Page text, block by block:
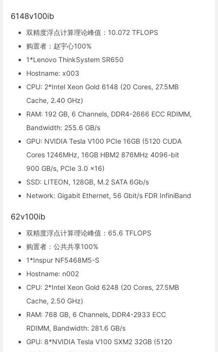
6148v100ib
双精度浮点计算理论峰值：10.072 TFLOPS
购置者：赵宇心100%
1*Lenovo ThinkSystem SR650
Hostname: x003
CPU: 2*Intel Xeon Gold 6148 (20 Cores, 27.5MB
Cache, 2.40 GHz)
RAM: 192 GB, 6 Channels, DDR4-2666 ECC RDIMM,
Bandwidth: 255.6 GB/s
GPU: NVIDIA Tesla V100 PCIe 16GB (5120 CUDA
Cores 1246MHz, 16GB HBM2 876MHz 4096-bit
900 GB/s, PCIe 3.0 x16)
SSD: LITEON, 128GB, M.2 SATA 6Gb/s
Network: Gigabit Ethernet, 56 Gbit/s FDR InfiniBand
62v100ib
双精度浮点计算理论峰值：65.6 TFLOPS
购置者：公共共享100%
1*Inspur NF5468M5-S
Hostname: n002
CPU: 2*Intel Xeon Gold 6248 (20 Cores, 27.5MB
Cache, 2.50 GHz)
RAM: 768 GB, 6 Channels, DDR4-2933 ECC
RDIMM, Bandwidth: 281.6 GB/s
GPU: 8*NVIDIA Tesla V100 SXM2 32GB (5120